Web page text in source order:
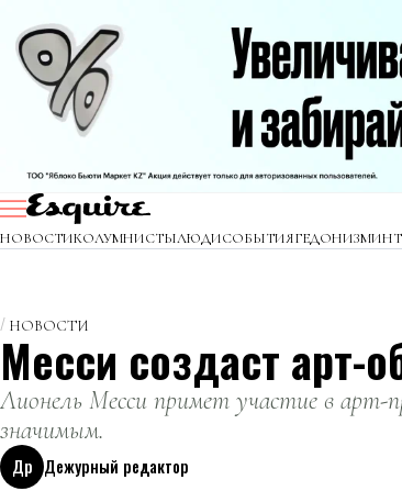
НОВОСТИКОЛУМНИСТЫЛЮДИСОБЫТИЯГЕДОНИЗМ
НОВОСТИ
Месси создаст арт-
Лионель Месси примет участие в арт-
значимым.
Др Дежурный редактор